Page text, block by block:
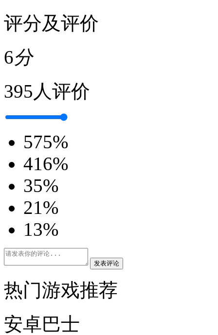
评分及评价
6分
395人评价
575%
416%
35%
21%
1 3%
发表评论
热门游戏推荐
安卓巴士